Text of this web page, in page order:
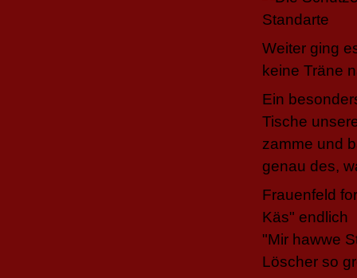
Weiter ging
keine Träne
Ein
Tische
zamme und
genau des,
Frauenfeld
Käs" endlich
"Mir hawwe
Löscher so